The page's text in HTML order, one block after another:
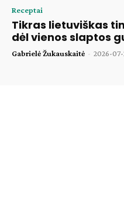
Receptai
Tikras lietuviškas
dėl vienos slaptos
Gabrielė Žukauskaitė - 2026-